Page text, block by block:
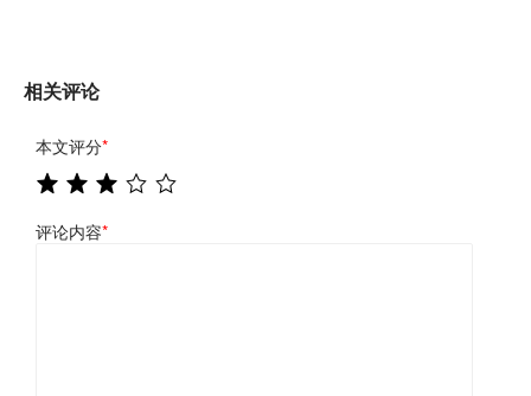
相关评论
本文评分*
评论内容*